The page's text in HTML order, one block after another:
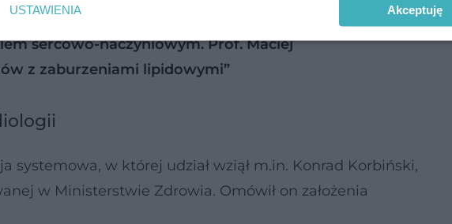
sercowo-naczyniowym. Prof. Maciej
z zaburzeniami lipidowymi”
systemowa, w której udział wziął m.in. Konrad Korbiński,
w Ministerstwie Zdrowia. Omówił on założenia
USTAWIENIA Akceptuję